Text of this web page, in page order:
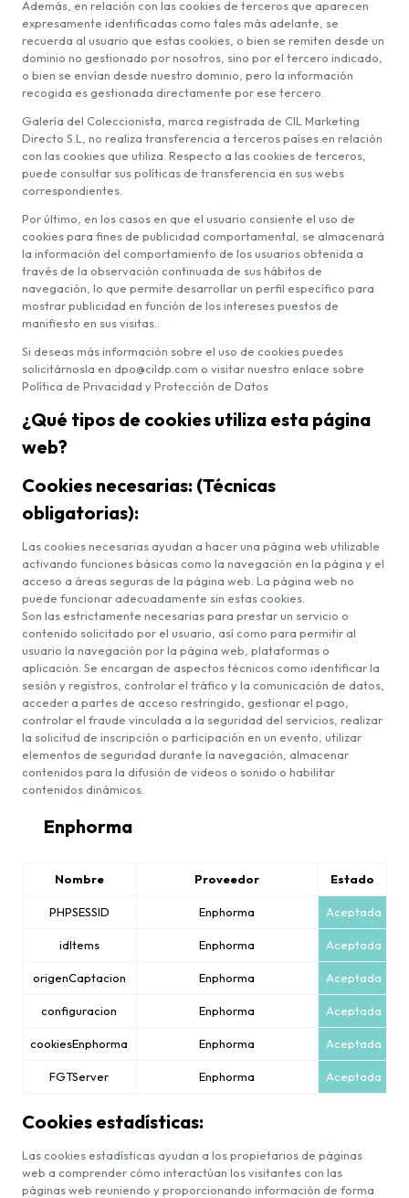
Además, en relación con las cookies de terceros que aparecen
expresamente identificadas como tales más adelante, se
recuerda al usuario que estas cookies, o bien se remiten desde un
dominio no gestionado por nosotros, sino por el tercero indicado,
o bien se envían desde nuestro dominio, pero la información
recogida es gestionada directamente por ese tercero.
Galería del Coleccionista, marca registrada de CIL Marketing
Directo S.L, no realiza transferencia a terceros países en relación
con las cookies que utiliza. Respecto a las cookies de terceros,
puede consultar sus políticas de transferencia en sus webs
correspondientes.
Por último, en los casos en que el usuario consiente el uso de
cookies para fines de publicidad comportamental, se almacenará
la información del comportamiento de los usuarios obtenida a
través de la observación continuada de sus hábitos de
navegación, lo que permite desarrollar un perfil específico para
mostrar publicidad en función de los intereses puestos de
manifiesto en sus visitas..
Si deseas más información sobre el uso de cookies puedes
solicitárnosla en dpo@cildp.com o visitar nuestro enlace sobre
Política de Privacidad y Protección de Datos
¿Qué tipos de cookies utiliza esta página
web?
Cookies necesarias: (Técnicas
obligatorias):
Las cookies necesarias ayudan a hacer una página web utilizable
activando funciones básicas como la navegación en la página y el
acceso a áreas seguras de la página web. La página web no
puede funcionar adecuadamente sin estas cookies.
Son las estrictamente necesarias para prestar un servicio o
contenido solicitado por el usuario, así como para permitir al
usuario la navegación por la página web, plataformas o
aplicación. Se encargan de aspectos técnicos como identificar la
sesión y registros, controlar el tráfico y la comunicación de datos,
acceder a partes de acceso restringido, gestionar el pago,
controlar el fraude vinculada a la seguridad del servicios, realizar
la solicitud de inscripción o participación en un evento, utilizar
elementos de seguridad durante la navegación, almacenar
contenidos para la difusión de videos o sonido o habilitar
contenidos dinámicos.
Enphorma
Nombre Proveedor Estado
PHPSESSID Enphorma Aceptada
idItems Enphorma Aceptada
origenCaptacion Enphorma Aceptada
configuracion Enphorma Aceptada
cookiesEnphorma Enphorma Aceptada
FGTServer Enphorma Aceptada
Cookies estadísticas:
Las cookies estadísticas ayudan a los propietarios de páginas
web a comprender cómo interactúan los visitantes con las
páginas web reuniendo y proporcionando información de forma